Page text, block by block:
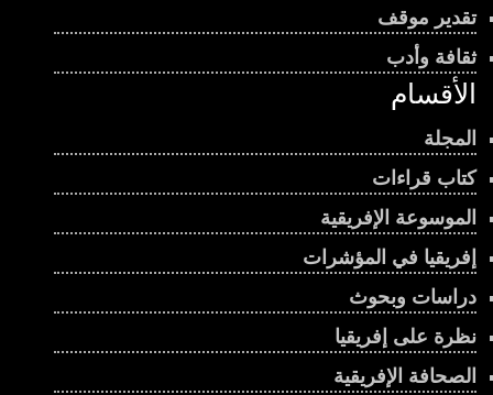
صدور العدد الثامن والستين من مجلة “قراءات
00:02:50
حكاية الكرم الإفريقي من الجذور إلى الحاضر
00:01:11
تقدير موقف
ثقافة وأدب
الأقسام
المجلة
كتاب قراءات
الموسوعة الإفريقية
إفريقيا في المؤشرات
دراسات وبحوث
نظرة على إفريقيا
الصحافة الإفريقية